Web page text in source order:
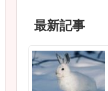
最新記事